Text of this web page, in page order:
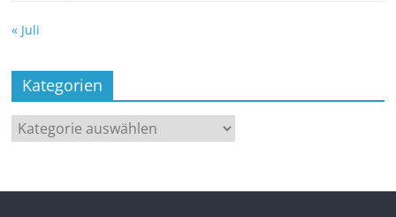
« Juli
Kategorien
Kategorien